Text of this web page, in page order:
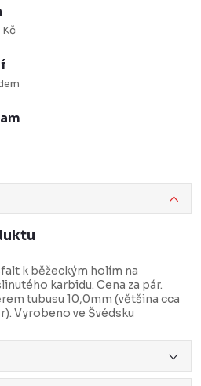
k běžeckým holím na
karbidu. Cena za pár.
tubusu 10,0mm (většina cca
Vyrobeno ve Švédsku